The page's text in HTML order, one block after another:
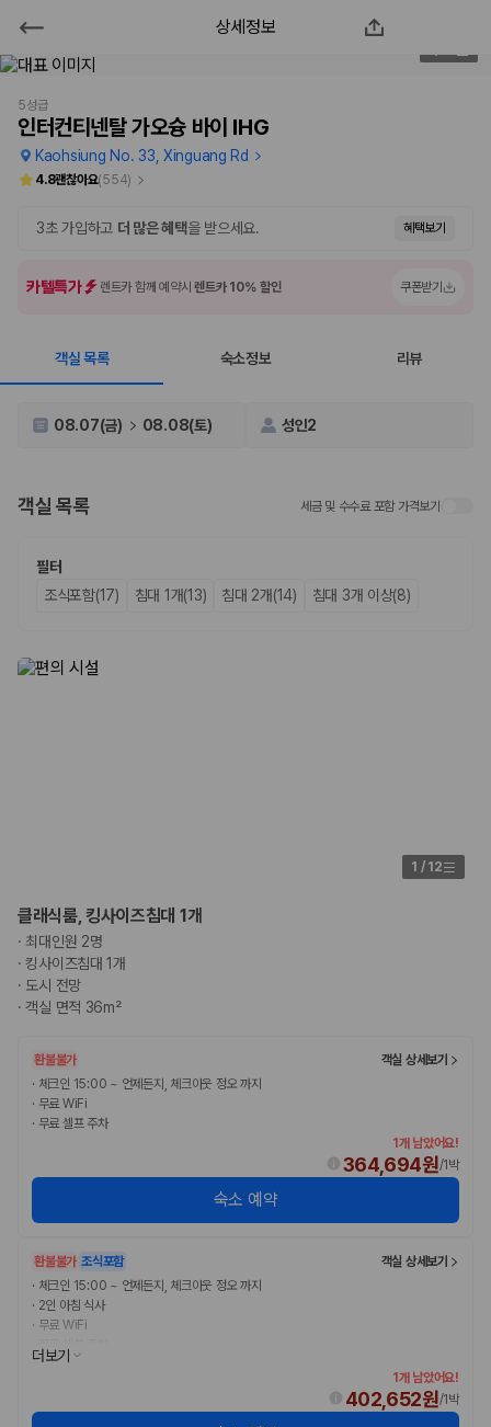
인터컨티넨탈 가오슝 바이 IHG
2000만 이용고객이 선택한 제주 렌트카 가격비교 플랫폼
제주렌트카 가격비교는 카모아에서 한 번에
제주도 렌트카는 업체마다 차량 가격, 보험 조건, 면책금, 보상 한도, 인수
장소, 취소 규정이 다릅니다. 카모아는 여러 제주 렌트카 업체의 조건을 한
업체별 가격비교:
제주 렌트카 업체별 실시간 예약 가능 차량과 요금
차종별 최저가 비교:
인원에 맞는 차종별 가격을 비교합니다.
보험 조건 비교:일반자차, 완전자차, 슈퍼자차의 면책금과 보상 한
확인합니다.
실시간 예약:
제주렌트카 최저가는 차량 기본요금만으로 판단하기 어렵습니다. 보험 포
함 여부, 면책금, 보상 한도, 옵션 비용, 취소 수수료를 함께 확인해야 실제
로 저렴한 차량을 고를 수 있습니다.
2. 보험 조건은 가격만큼 중요합니다
완전자차와 슈퍼자차는 업체별 보장 범위가 다를 수 있습니다. 카모아에서
는 제주 렌트카 가격과 함께 보험 조건을 비교해 여행 스타일에 맞는 보장
3. 제주공항 접근성과 셔틀 조건을 함께 확인하세요
제주 렌트카는 차량 인수 위치와 셔틀 편의성에 따라 실제 이용 만족도가
달라집니다. 공항에서 렌트카 사무실까지의 이동 조건을 가격과 함께 비교
제주도 렌트카 차종별 가격비교
경차·소형차
혼자 또는 2인 여행에 적합하며 제주 렌트카 최저가를 찾는 사용자
가 가장 먼저 비교하는 차종입니다.
준중형·중형차
종입니다.
가족 여행, 짐이 많은 여행, 장거리 이동에 적합하며 보험 조건과 차
상세정보
5성급
인터컨티넨탈 가오슝 바이 IHG
Kaohsiung No. 33, Xinguang Rd
4.8괜찮아요(554)
3초 가입하고 더 많은 혜택을 받으세요. 혜택보기
카텔특가 렌트카 함께 예약시렌트카 10% 할인 쿠폰받기
객실 목록 숙소정보 리뷰
08.07(금) 08.08(토) 성인2
객실 목록 세금 및 수수료 포함 가격보기
필터
조식포함(17)
침대 1개(13) 침대 2개(14) 침대 3개 이상(8)
1 / 12
클래식룸, 킹사이즈침대 1개
· 최대인원 2명
·킹사이즈침대 1개
· 도시 전망
·객실 면적 36m²
환불불가
객실 상세보기
· 체크인 15:00 ~ 언제든지, 체크아웃 정오 까지
· 무료 WiFi
· 무료 셀프 주차
1개 남았어요!
364,694원/1박
숙소 예약
환불불가 조식포함
객실 상세보기
· 체크인 15:00 ~ 언제든지, 체크아웃 정오 까지
· 2인 아침 식사
· 무료 WiFi
무료 셀프 주차
더보기
1개 남았어요!
402,652원/1박